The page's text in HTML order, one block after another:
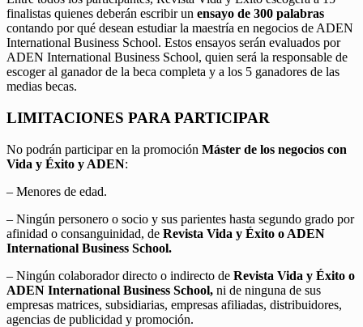
finalistas quienes deberán escribir un ensayo de 300 palabras
contando por qué desean estudiar la maestría en negocios de ADEN
International Business School. Estos ensayos serán evaluados por
ADEN International Business School, quien será la responsable de
escoger al ganador de la beca completa y a los 5 ganadores de las
medias becas.
LIMITACIONES PARA PARTICIPAR
No podrán participar en la promoción Máster de los negocios con
Vida y Éxito y ADEN:
– Menores de edad.
– Ningún personero o socio y sus parientes hasta segundo grado por
afinidad o consanguinidad, de Revista Vida y Éxito o ADEN
International Business School.
– Ningún colaborador directo o indirecto de Revista Vida y Éxito o
ADEN International Business School, ni de ninguna de sus
empresas matrices, subsidiarias, empresas afiliadas, distribuidores,
agencias de publicidad y promoción.